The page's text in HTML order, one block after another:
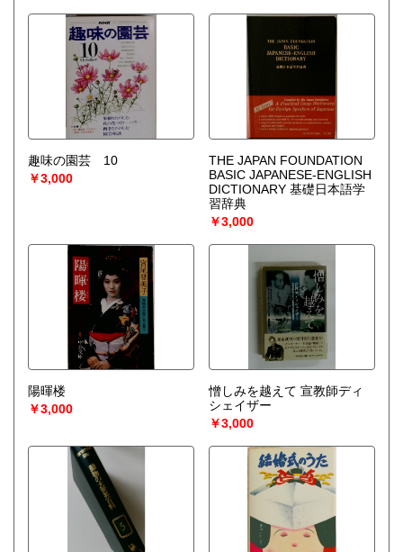
趣味の園芸 10
￥3,000
THE JAPAN FOUNDATION
BASIC JAPANESE-ENGLISH
DICTIONARY 基礎日本語学
習辞典
￥3,000
陽暉楼
￥3,000
憎しみを越えて 宣教師ディ
シェイザー
￥3,000